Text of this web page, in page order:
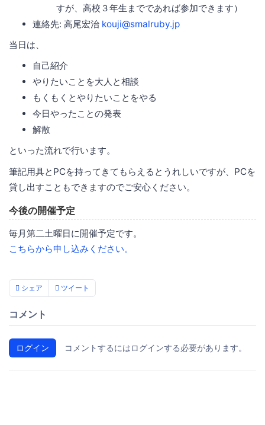
すが、高校３年生までであれば参加できます）
連絡先: 高尾宏治 kouji@smalruby.jp
当日は、
自己紹介
やりたいことを大人と相談
もくもくとやりたいことをやる
今日やったことの発表
解散
といった流れで行います。
筆記用具とPCを持ってきてもらえるとうれしいですが、PCを
貸し出すこともできますのでご安心ください。
今後の開催予定
毎月第二土曜日に開催予定です。
こちらから申し込みください。
シェア ツイート
コメント
ログイン コメントするにはログインする必要があります。